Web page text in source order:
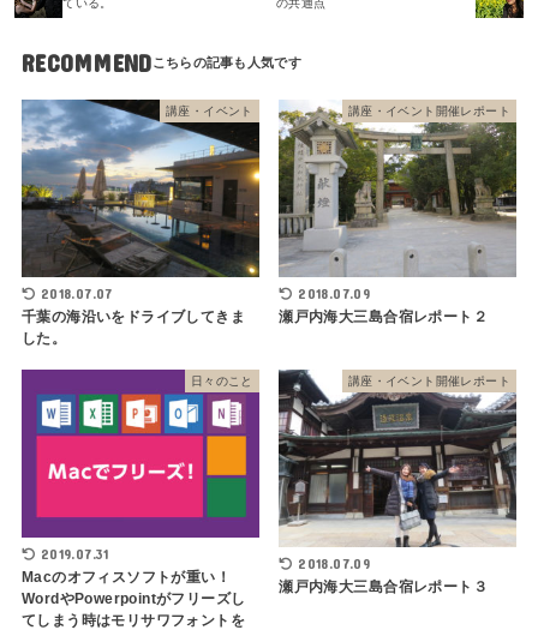
ている。
の共通点
RECOMMEND
講座・イベント
2018.07.07
千葉の海沿いをドライブしてきま
した。
講座・イベント開催レポート
2018.07.09
瀬戸内海大三島合宿レポート２
日々のこと
2019.07.31
Macのオフィスソフトが重い！
WordやPowerpointがフリーズし
てしまう時はモリサワフォントを
講座・イベント開催レポート
2018.07.09
瀬戸内海大三島合宿レポート３